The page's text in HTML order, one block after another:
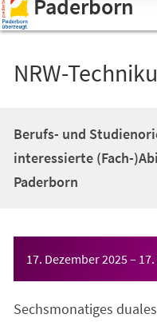
öffnen.Paderborn
NRW-
Berufs- und
interessierte (Fach-
Paderborn
17. Dezember 2025–
Sechsmonatiges